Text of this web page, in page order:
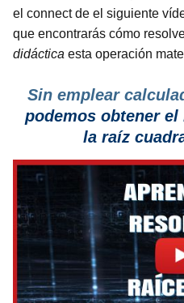
el connect de el siguiente
que encontrarás cómo
didáctica esta operación
Sin emplear
podemos obtener
la raíz